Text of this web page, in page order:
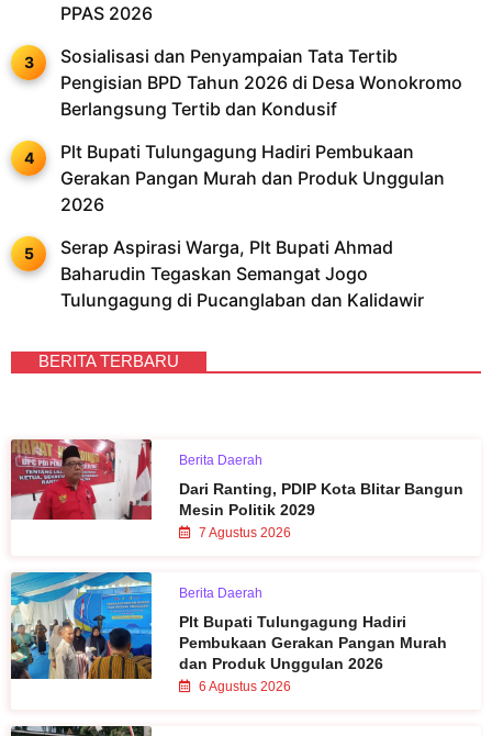
PPAS 2026
Sosialisasi dan Penyampaian Tata Tertib
Pengisian BPD Tahun 2026 di Desa Wonokromo
Berlangsung Tertib dan Kondusif
Plt Bupati Tulungagung Hadiri Pembukaan
Gerakan Pangan Murah dan Produk Unggulan
2026
Serap Aspirasi Warga, Plt Bupati Ahmad
Baharudin Tegaskan Semangat Jogo
Tulungagung di Pucanglaban dan Kalidawir
BERITA TERBARU
Berita Daerah
Dari Ranting, PDIP Kota Blitar Bangun
Mesin Politik 2029
7 Agustus 2026
Berita Daerah
Plt Bupati Tulungagung Hadiri
Pembukaan Gerakan Pangan Murah
dan Produk Unggulan 2026
6 Agustus 2026